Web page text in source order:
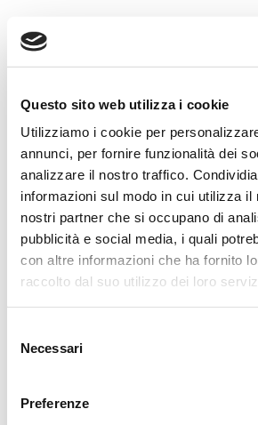
Questo sito web utilizza i cookie
Utilizziamo i cookie per
annunci, per fornire funzionalità dei
analizzare il nostro traffico.
informazioni sul modo in cui utilizza il
nostri partner che si occupano di
pubblicità e social media, i quali
con altre informazioni che ha fornito
raccolto dal suo utilizzo dei loro
delNecessari
Preferenze
Web Development · Copywriting ·
Video
© 2016-2026 Kamea snc - Strada